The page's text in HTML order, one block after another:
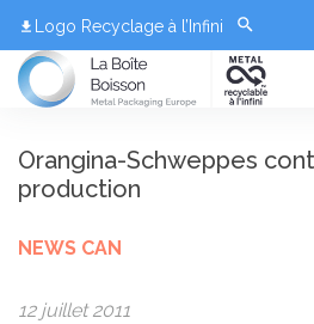
Logo Recyclage à l’Infini
Orangina-Schweppes
production
NEWS CAN
12 juillet 2011